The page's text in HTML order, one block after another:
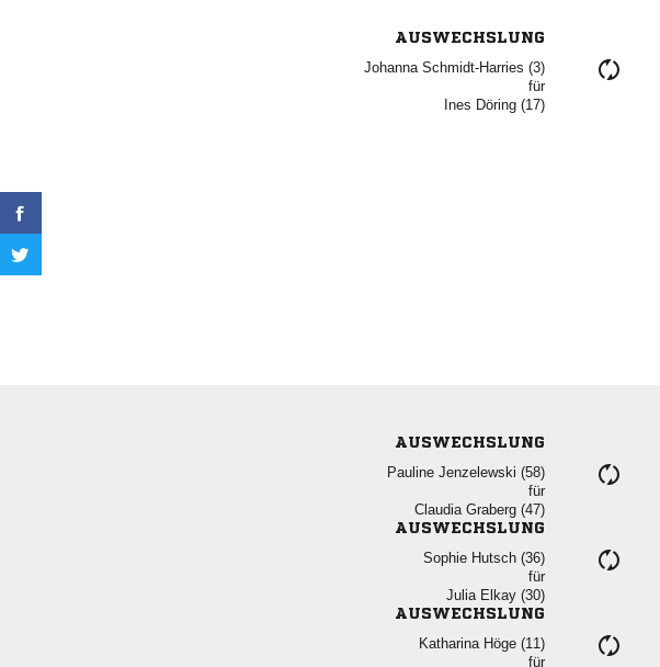
AUSWECHSLUNG
  
für
  
AUSWECHSLUNG
  
für
  
AUSWECHSLUNG
  
für
  
AUSWECHSLUNG
  
für